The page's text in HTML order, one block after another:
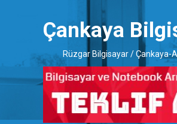
Çankaya
Rüzgar Bilgisayar / Çankaya-